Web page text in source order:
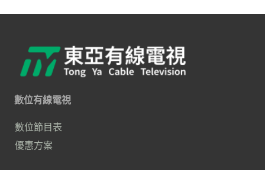
數位有線電視
數位節目表
優惠方案